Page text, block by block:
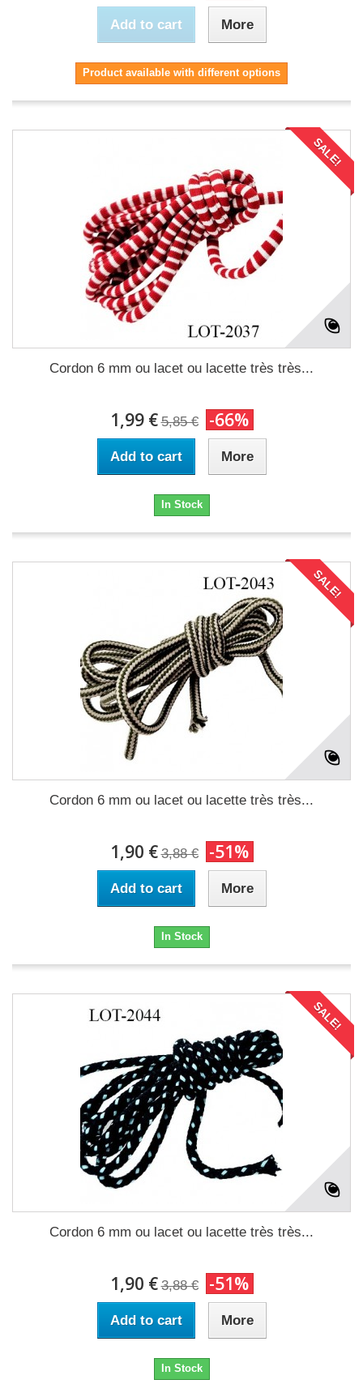
Add to cart More
Product available with different options
SALE!
Cordon 6 mm ou lacet ou lacette très très...
1,99 € 5,85 € -66%
Add to cart More
In Stock
SALE!
Cordon 6 mm ou lacet ou lacette très très...
1,90 € 3,88 € -51%
Add to cart More
In Stock
SALE!
Cordon 6 mm ou lacet ou lacette très très...
1,90 € 3,88 € -51%
Add to cart More
In Stock